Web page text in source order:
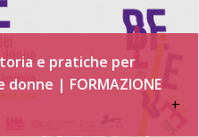
e pratiche per
| FORMAZIONE
+